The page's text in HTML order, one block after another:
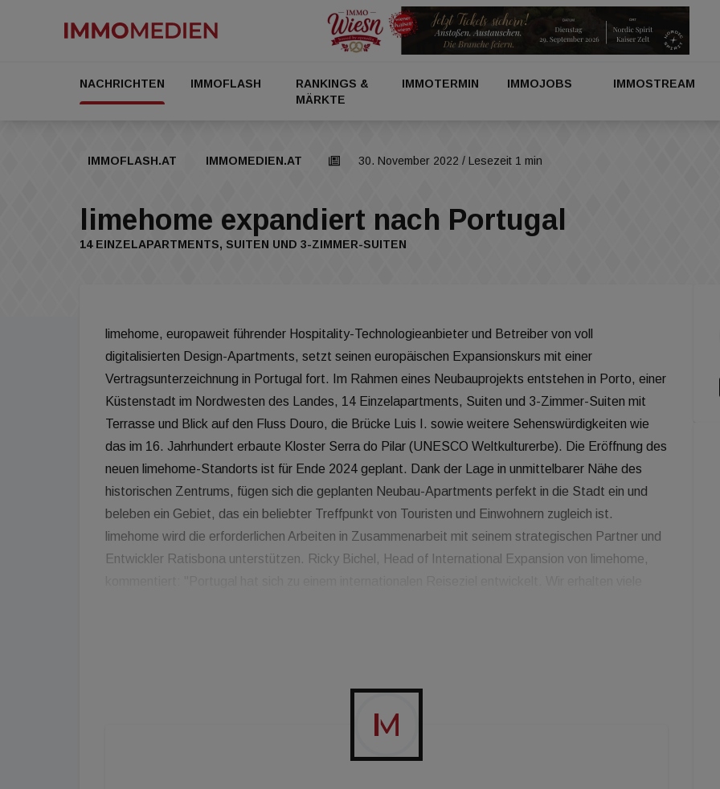
NACHRICHTEN IMMOFLASH
RANKINGS &
MÄRKTE
IMMOTERMIN IMMOJOBS IMMOSTREAM
IMMOFLASH.AT IMMOMEDIEN.AT 30. November 2022 / Lesezeit 1 min
limehome expandiert nach Portugal
14 EINZELAPARTMENTS, SUITEN UND 3-ZIMMER-SUITEN
limehome, europaweit führender Hospitality-Technologieanbieter und Betreiber von voll
digitalisierten Design-Apartments, setzt seinen europäischen Expansionskurs mit einer
Vertragsunterzeichnung in Portugal fort. Im Rahmen eines Neubauprojekts entstehen in Porto, einer
Küstenstadt im Nordwesten des Landes, 14 Einzelapartments, Suiten und 3-Zimmer-Suiten mit
Terrasse und Blick auf den Fluss Douro, die Brücke Luis I. sowie weitere Sehenswürdigkeiten wie
das im 16. Jahrhundert erbaute Kloster Serra do Pilar (UNESCO Weltkulturerbe). Die Eröffnung des
neuen limehome-Standorts ist für Ende 2024 geplant. Dank der Lage in unmittelbarer Nähe des
historischen Zentrums, fügen sich die geplanten Neubau-Apartments perfekt in die Stadt ein und
beleben ein Gebiet, das ein beliebter Treffpunkt von Touristen und Einwohnern zugleich ist.
limehome wird die erforderlichen Arbeiten in Zusammenarbeit mit seinem strategischen Partner und
Entwickler Ratisbona unterstützen. Ricky Bichel, Head of International Expansion von limehome,
mit attraktiven Angeboten live gehen. 2023 werden wir hier weiter einen Fokus setzen, um unser